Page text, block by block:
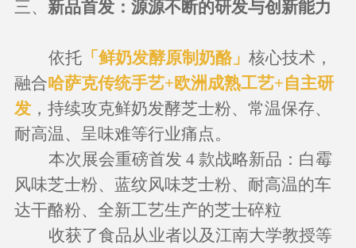
三、 新品首发 ： 源源不断的研发与创新能力
依托「鲜奶发酵原制奶酪」 核心技术，
融合哈萨克传统手艺+欧洲成熟工艺+自主研
发 ，持续攻克鲜奶发酵芝士粉、常温保存、
耐高温、呈味难等行业痛点。
本次展会重磅首发 4 款战略新品：白霉
风味芝士粉、 蓝纹风味芝士粉、 耐高温的车
达干酪粉、 全新工艺生产的芝士碎粒
收获了食品从业者以及江南大学教授等